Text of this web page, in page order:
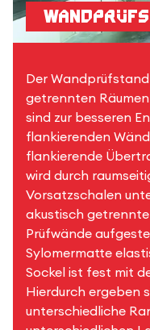
Der
getrennten
sind zur besseren
flankierenden
flankierende
wird durch
Vorsatzschalen
akustisch
Prüfwände
Sylomermatte
Sockel ist fest mit
Hierdurch ergeben
unterschiedliche